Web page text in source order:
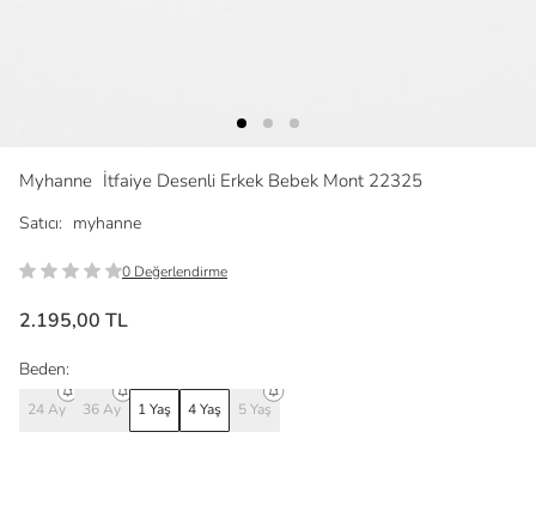
Myhanne İtfaiye Desenli Erkek Bebek Mont 22325
Satıcı: myhanne
0 Değerlendirme
2.195,00 TL
Beden:
24 Ay 36 Ay 1 Yaş 4 Yaş 5 Yaş